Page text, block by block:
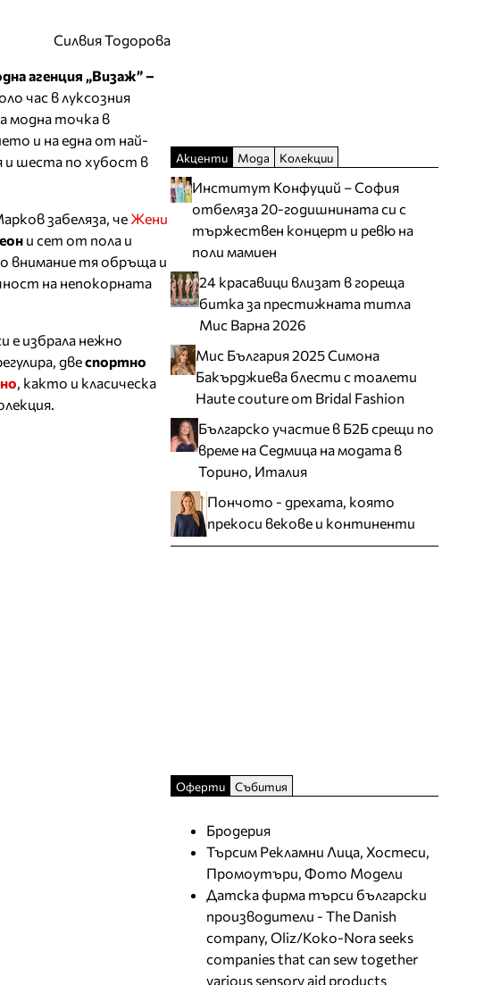
Силвия Тодорова
агенция „Визаж” –
час в луксозния
модна точка в
и на една от най-
и шеста по хубост в
забеляза, че Жени
и сет от пола и
внимание тя обръща и
на непокорната
е избрала нежно
двеспортно
, както и класическа
Акценти Мода Колекции
Институт Конфуций – София
отбеляза 20-годишнината си с
тържествен концерт и ревю на
поли мамиен
24 красавици влизат в гореща
битка за престижната титла
Мис Варна 2026
Мис България 2025 Симона
Бакърджиева блести с тоалети
Haute couture от Bridal Fashion
Българско участие в Б2Б срещи по
време на Седмица на модата в
Торино, Италия
Пончото - дрехата, която
прекоси векове и континенти
Оферти Събития
Бродерия
Търсим Рекламни Лица, Хостеси,
Промоутъри, Фото Модели
Датска фирма търси български
производители - The Danish
company, Oliz/Koko-Nora seeks
companies that can sew together
various sensory aid products